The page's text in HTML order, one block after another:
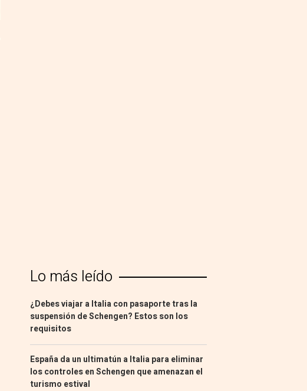
Lo más leído
¿Debes viajar a Italia con pasaporte tras la
suspensión de Schengen? Estos son los
requisitos
España da un ultimatún a Italia para eliminar
los controles en Schengen que amenazan el
turismo estival